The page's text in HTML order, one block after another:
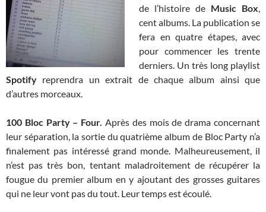
de l’histoire de Music Box,
cent albums. La publication se
fera en quatre étapes, avec
pour commencer les trente
derniers. Un très long playlist
Spotify reprendra un extrait de chaque album ainsi que
d’autres morceaux.
100 Bloc Party – Four. Après des mois de drama concernant
leur séparation, la sortie du quatrième album de Bloc Party n’a
finalement pas intéressé grand monde. Malheureusement, il
n’est pas très bon, tentant maladroitement de récupérer la
fougue du premier album en y ajoutant des grosses guitares
qui ne leur vont pas du tout. Leur temps est écoulé.